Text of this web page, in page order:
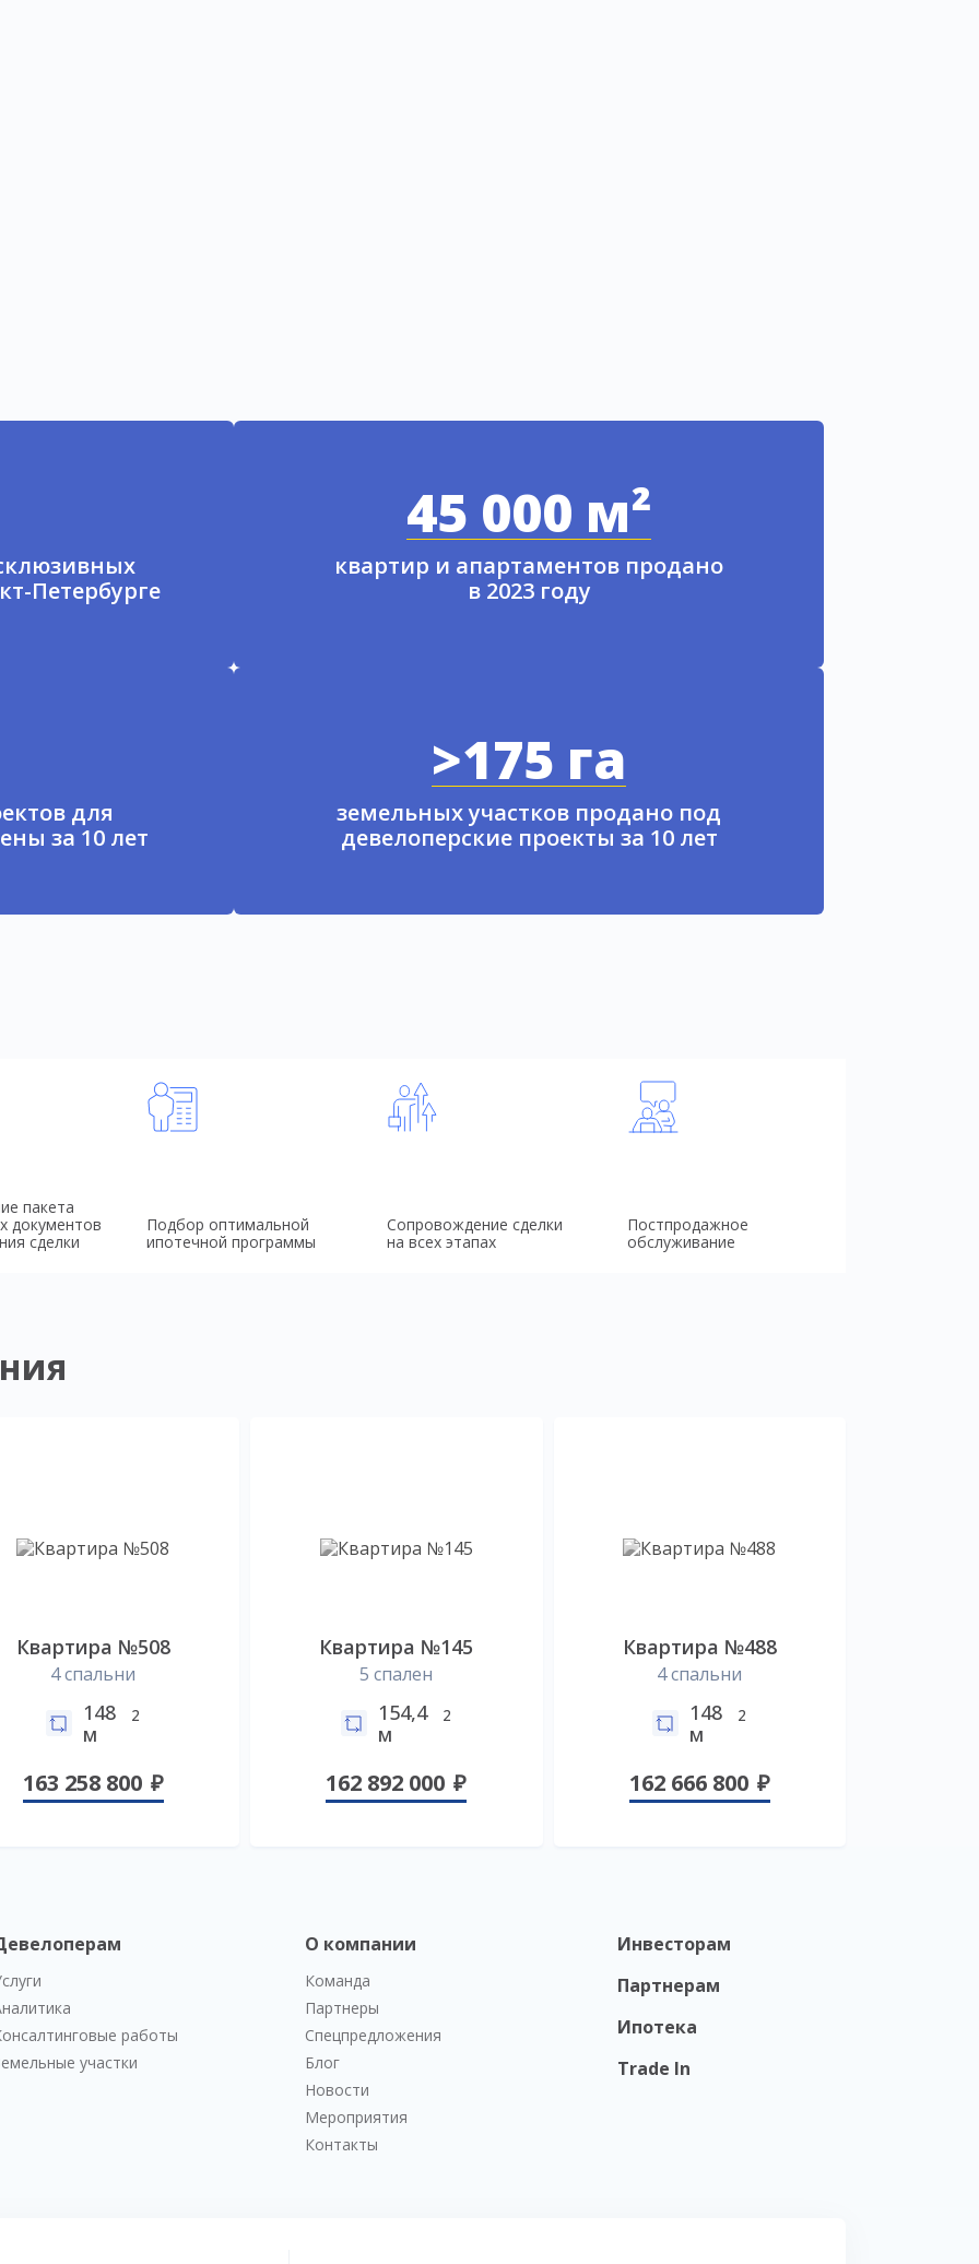
Петербурге
45 000 м²
квартир и апартаментов продано
в 2023 году
для
за 10 лет
>175 га
земельных участков продано под
девелоперские проекты за 10 лет
пакета
документов
сделки
Подбор оптимальной
ипотечной программы
Сопровождение сделки
на всех этапах
Постпродажное
обслуживание
Квартира №508
4 спальни
148
м
2
163 258 800
Квартира №145
5 спален
154,4
м
2
162 892 000
Квартира №488
4 спальни
148
м
2
162 666 800
работы
участки
О компании
Команда
Партнеры
Спецпредложения
Блог
Новости
Мероприятия
Контакты
Инвесторам
Партнерам
Ипотека
Trade In